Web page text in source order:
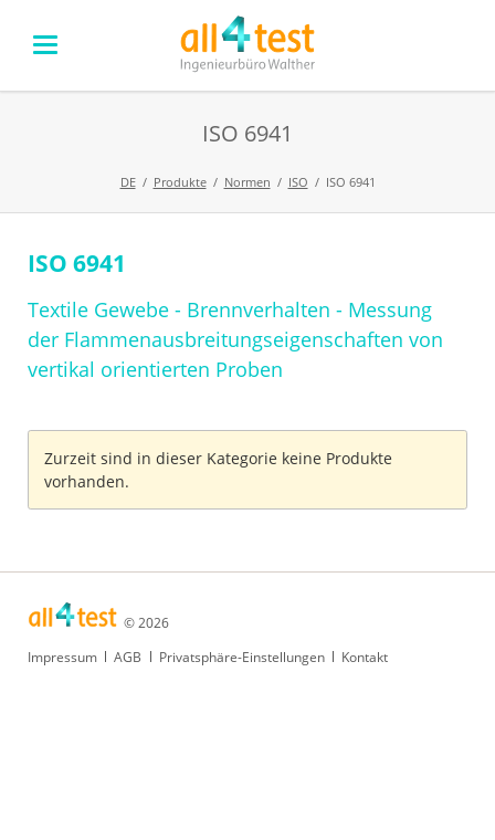
ISO 6941
DE Produkte Normen ISO ISO 6941
Navigation
ISO 6941
Textile Gewebe - Brennverhalten - Messung
der Flammenausbreitungseigenschaften von
vertikal orientierten Proben
Zurzeit sind in dieser Kategorie keine Produkte
vorhanden.
© 2026
Navigation
Impressum AGB Privatsphäre-Einstellungen Kontakt